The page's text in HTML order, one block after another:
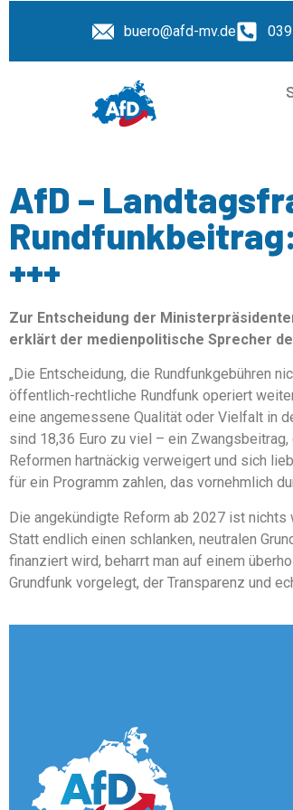
buero@afd-mv.de
AfD –
Rundfunkbeitrag:
+++
Zur Entscheidung der
erklärt der medienpolitische Sprecher
„Die Entscheidung, die Rundfunkgebühren
öffentlich-rechtliche Rundfunk operiert
eine angemessene Qualität oder Vielfalt in
sind 18,36 Euro zu viel – ein
Reformen hartnäckig verweigert und sich
für ein Programm zahlen, das vornehmlich
Die angekündigte Reform ab 2027 ist
Statt endlich einen schlanken, neutralen
finanziert wird, beharrt man auf einem
Grundfunk vorgelegt, der Transparenz und